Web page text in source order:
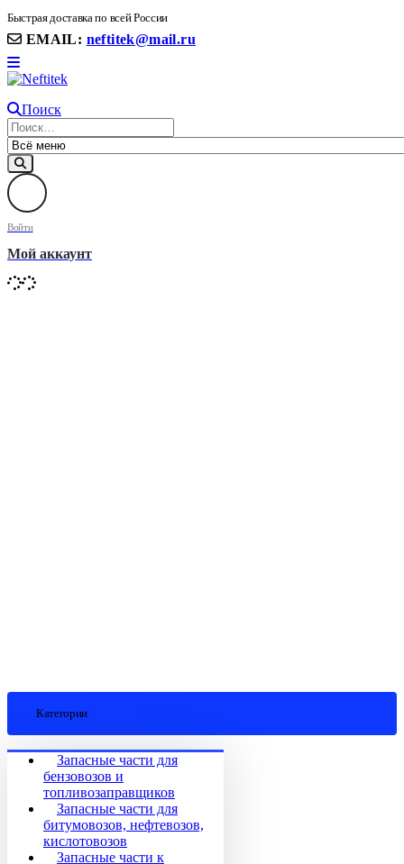
Быстрая доставка по всей России
EMAIL: neftitek@mail.ru
Поиск
Войти
Мой аккаунт
Категории
Запасные части для
бензовозов и
топливозаправщиков
Запасные части для
битумовозов, нефтевозов,
кислотовозов
Запасные части к
8(906) 399 11 22 | 8(905)367-58-58